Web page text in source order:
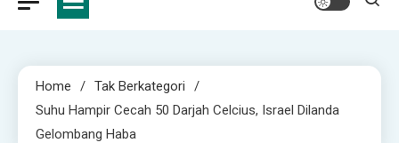
Home
Tak Berkategori
Suhu Hampir Cecah 50 Darjah Celcius, Israel Dilanda
Gelombang Haba